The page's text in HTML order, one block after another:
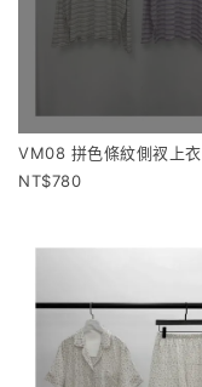
VM08 拼色條紋側衩上衣
780